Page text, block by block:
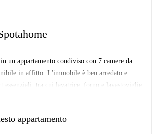
un appartamento condiviso con 7 camere da
in affitto. L'immobile è ben arredato e
essenziali, tra cui lavatrice, forno e lavastoviglie
personalmente l'appartamento,
è circondato da una varietà di ristoranti,
appartamento